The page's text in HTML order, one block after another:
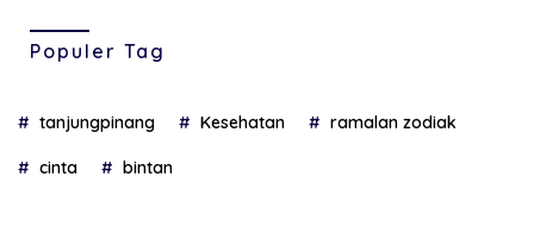
Populer Tag
tanjungpinang Kesehatan ramalan zodiak
cinta bintan